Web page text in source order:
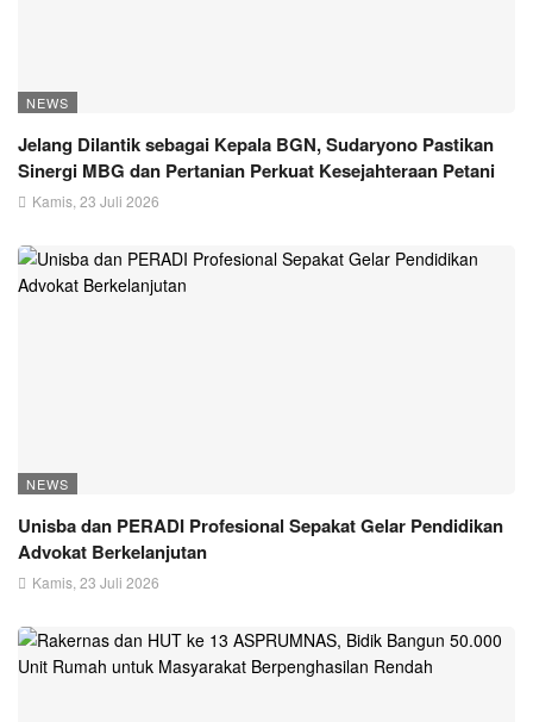
NEWS
Jelang Dilantik sebagai Kepala BGN, Sudaryono Pastikan
Sinergi MBG dan Pertanian Perkuat Kesejahteraan Petani
Kamis, 23 Juli 2026
NEWS
Unisba dan PERADI Profesional Sepakat Gelar Pendidikan
Advokat Berkelanjutan
Kamis, 23 Juli 2026